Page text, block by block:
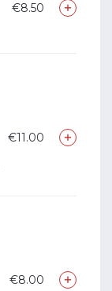
€8.50
€11.00
€8.00